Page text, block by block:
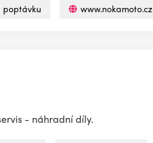
poptávku www.nokamoto.cz
- náhradní díly.